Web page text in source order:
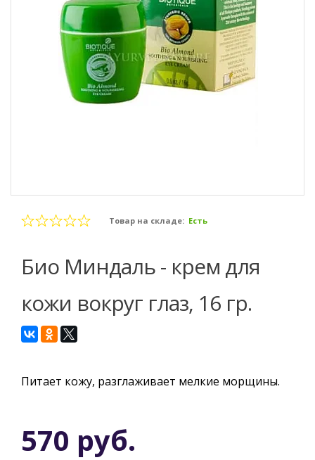
Товар на складе: Есть
Био Миндаль - крем для
кожи вокруг глаз, 16 гр.
Питает кожу, разглаживает мелкие морщины.
570 руб.